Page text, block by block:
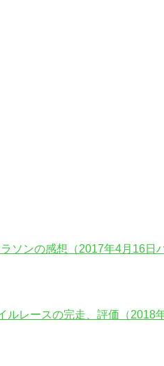
ソンの感想（2017年4月16日
ルレースの完走、評価（2018